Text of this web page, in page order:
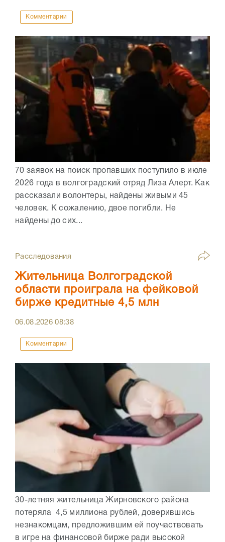
Комментарии
70 заявок на поиск пропавших поступило в июле
2026 года в волгоградский отряд Лиза Алерт. Как
рассказали волонтеры, найдены живыми 45
человек. К сожалению, двое погибли. Не
найдены до сих...
Расследования
Жительница Волгоградской
области проиграла на фейковой
бирже кредитные 4,5 млн
06.08.202608:38
Комментарии
30-летняя жительница Жирновского района
потеряла 4,5 миллиона рублей, доверившись
незнакомцам, предложившим ей поучаствовать
в игре на финансовой бирже ради высокой